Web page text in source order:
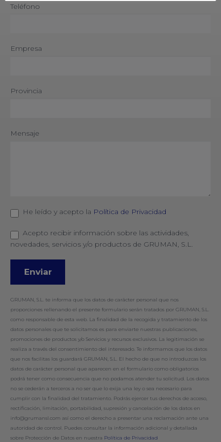
Teléfono
Empresa
Provincia
Mensaje
He leído y acepto la Política de Privacidad
Acepto recibir información sobre las actividades,
novedades, servicios y/o productos de GRUMAN, S.L.
GRUMAN, S.L. te informa que los datos de carácter personal que nos
proporciones rellenando el presente formulario serán tratados por GRUMAN, S.L.
como responsable de esta web. La finalidad de la recogida y tratamiento de los
datos personales que te solicitamos es para enviarte nuestras publicaciones,
promociones de productos y/o Servicios y recursos exclusivos. La legitimación se
realiza a través del consentimiento del interesado. Te informamos que los datos
que nos facilitas los guardará GRUMAN, S.L. El hecho de que no introduzcas los
datos de carácter personal que aparecen en el formulario como obligatorios
podrá tener como consecuencia que no podamos atender tu solicitud. Los datos
no se cederán a terceros a no ser que lo exija una ley o sea necesario para
cumplir con la finalidad del tratamiento. Podrás ejercer tus derechos de acceso,
rectificación, limitación, portabilidad, supresión y cancelación de los datos en
info@grumansl.com así como el derecho a presentar una reclamación ante una
autoridad de control. Puedes consultar la información adicional y detallada
sobre Protección de Datos en nuestra Política de Privacidad